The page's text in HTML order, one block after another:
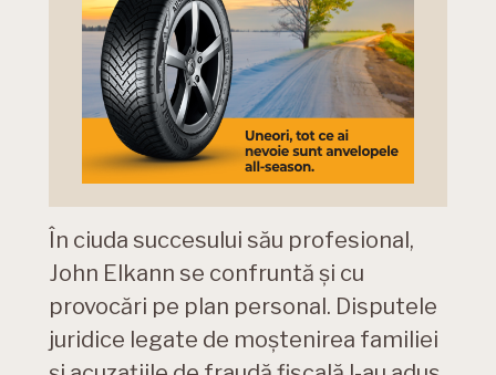
În ciuda succesului său profesional,
John Elkann se confruntă și cu
provocări pe plan personal. Disputele
juridice legate de moștenirea familiei